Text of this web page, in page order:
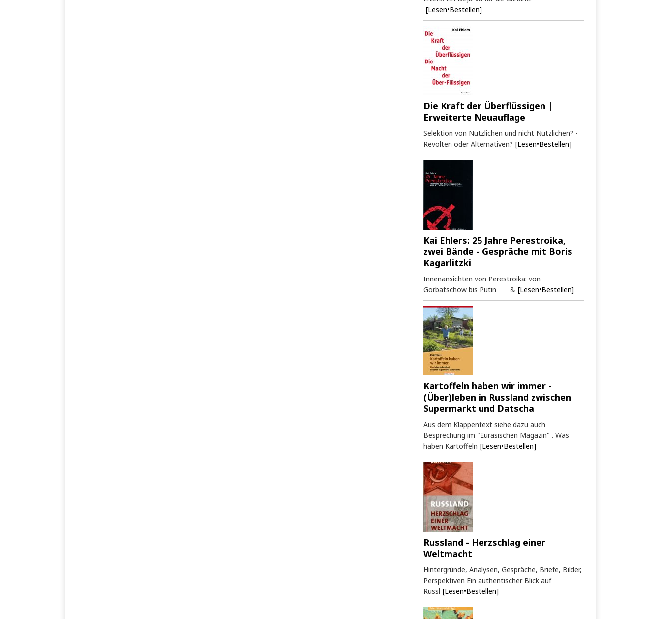
[Lesen•Bestellen]
Die Kraft der Überflüssigen |
Erweiterte Neuauflage
Selektion von Nützlichen und nicht Nützlichen? -
Revolten oder Alternativen? [Lesen•Bestellen]
Kai Ehlers: 25 Jahre Perestroika,
zwei Bände - Gespräche mit Boris
Kagarlitzki
Innenansichten von Perestroika: von
Gorbatschow bis Putin & [Lesen•Bestellen]
Kartoffeln haben wir immer -
(Über)leben in Russland zwischen
Supermarkt und Datscha
Aus dem Klappentext siehe dazu auch
Besprechung im "Eurasischen Magazin" . Was
haben Kartoffeln [Lesen•Bestellen]
Russland - Herzschlag einer
Weltmacht
Hintergründe, Analysen, Gespräche, Briefe, Bilder,
Perspektiven Ein authentischer Blick auf
Russl [Lesen•Bestellen]